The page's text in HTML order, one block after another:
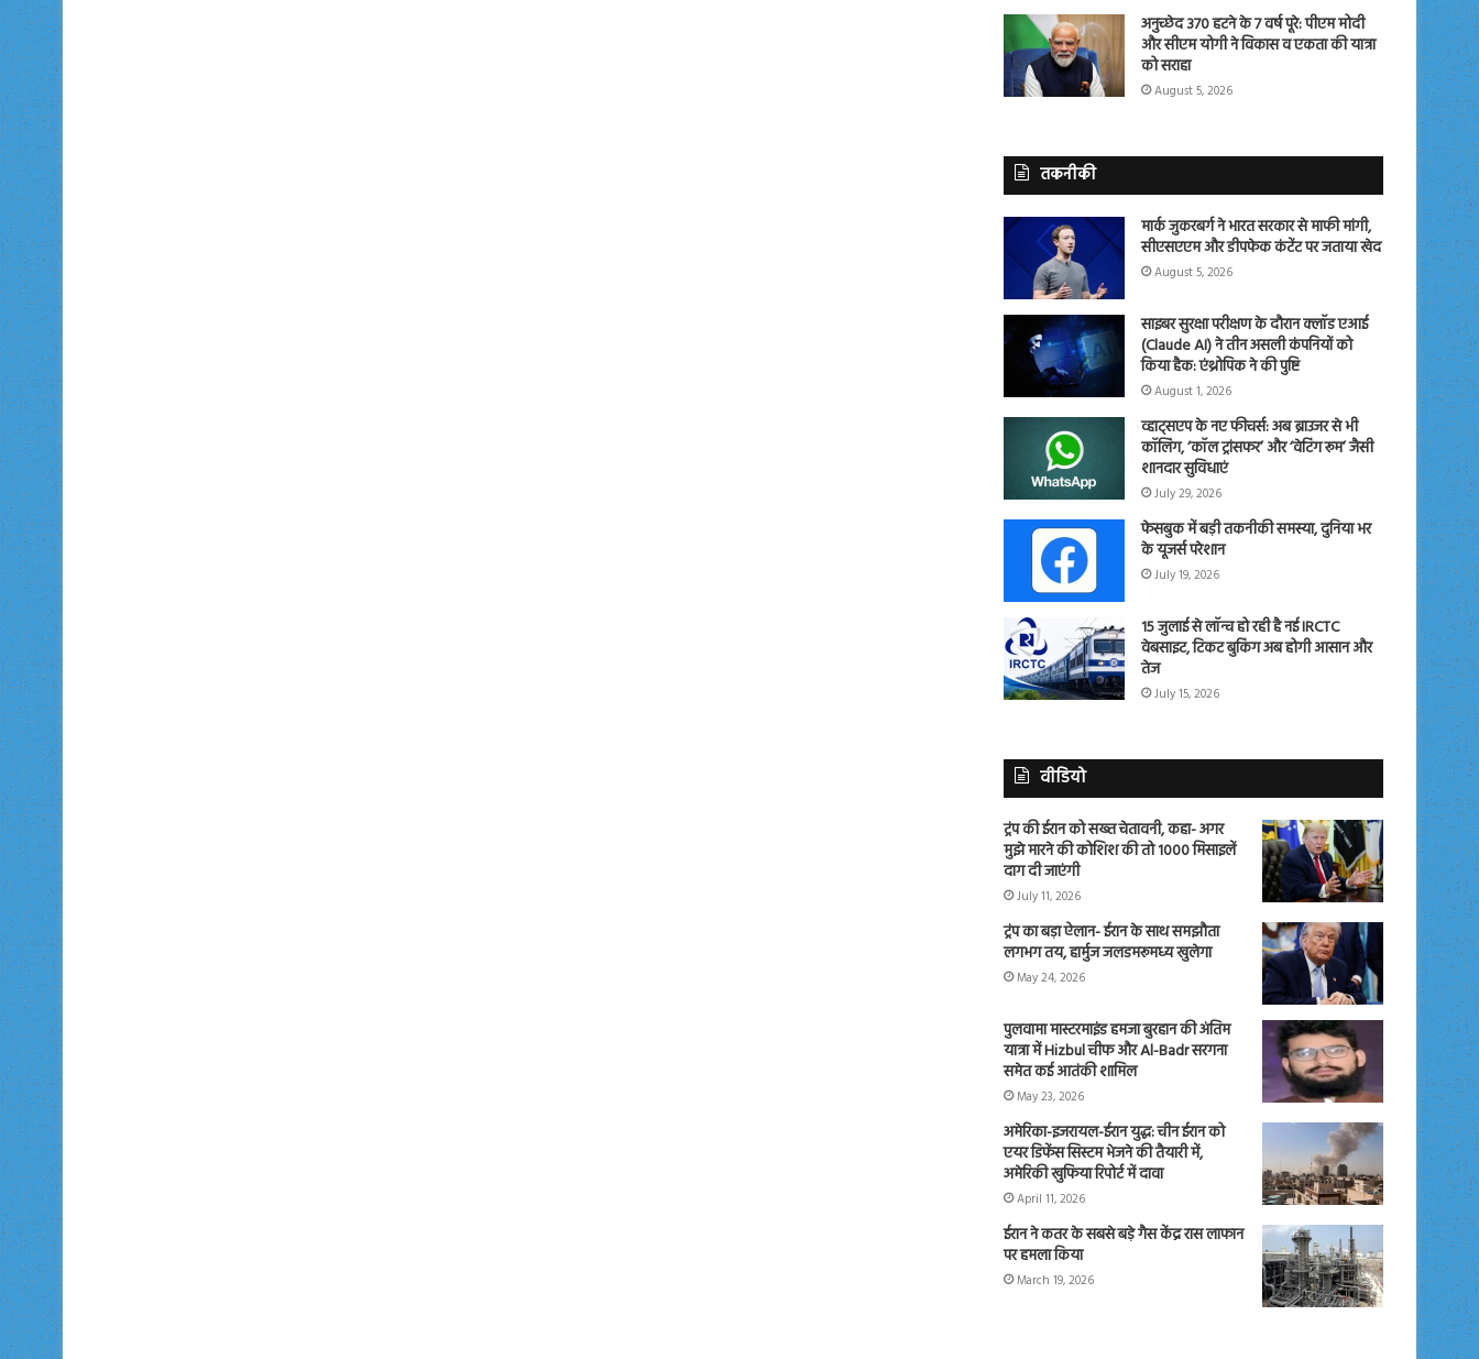
अनुच्छेद 370 हटने के 7 वर्ष पूरे: पीएम मोदी
और सीएम योगी ने विकास व एकता की यात्रा
को सराहा
August 5, 2026
तकनीकी
मार्क जुकरबर्ग ने भारत सरकार से माफी मांगी,
सीएसएएम और डीपफेक कंटेंट पर जताया खेद
August 5, 2026
साइबर सुरक्षा परीक्षण के दौरान क्लॉड एआई
(Claude AI) ने तीन असली कंपनियों को
किया हैक: एंथ्रोपिक ने की पुष्टि
August 1, 2026
व्हाट्सएप के नए फीचर्स: अब ब्राउजर से भी
कॉलिंग, ‘कॉल ट्रांसफर’ और ‘वेटिंग रूम’ जैसी
शानदार सुविधाएं
July 29, 2026
फेसबुक में बड़ी तकनीकी समस्या, दुनिया भर
के यूजर्स परेशान
July 19, 2026
15 जुलाई से लॉन्च हो रही है नई IRCTC
वेबसाइट, टिकट बुकिंग अब होगी आसान और
तेज
July 15, 2026
वीडियो
ट्रंप की ईरान को सख्त चेतावनी, कहा- अगर
मुझे मारने की कोशिश की तो 1000 मिसाइलें
दाग दी जाएंगी
July 11, 2026
ट्रंप का बड़ा ऐलान- ईरान के साथ समझौता
लगभग तय, हार्मुज जलडमरूमध्य खुलेगा
May 24, 2026
पुलवामा मास्टरमाइंड हमजा बुरहान की अंतिम
यात्रा में Hizbul चीफ और Al-Badr सरगना
समेत कई आतंकी शामिल
May 23, 2026
अमेरिका-इजरायल-ईरान युद्ध: चीन ईरान को
एयर डिफेंस सिस्टम भेजने की तैयारी में,
अमेरिकी खुफिया रिपोर्ट में दावा
April 11, 2026
ईरान ने कतर के सबसे बड़े गैस केंद्र रास लाफान
पर हमला किया
March 19, 2026